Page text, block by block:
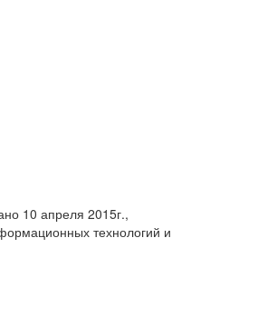
10 апреля 2015г.,
технологий и